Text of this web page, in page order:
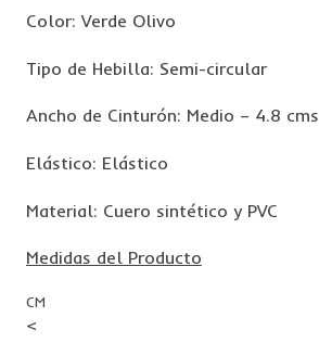
Color: Verde Olivo
Tipo de Hebilla: Semi-circular
Ancho de Cinturón: Medio – 4.8 cms
Elástico: Elástico
Material: Cuero sintético y PVC
Medidas del Producto
CM
<